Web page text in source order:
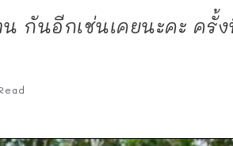
กันอีกเช่นเคยนะคะ ครั้ง